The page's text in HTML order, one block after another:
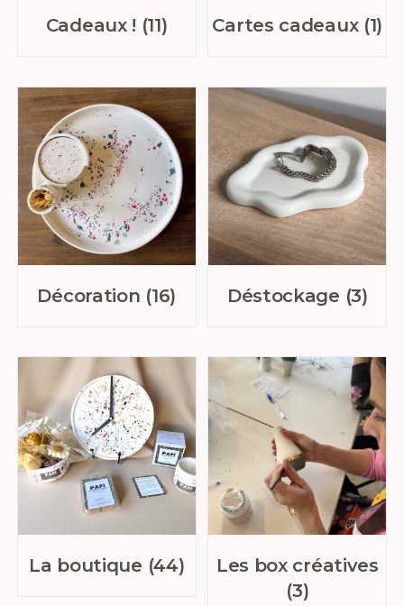
Cadeaux ! (11) Cartes cadeaux (1)
Décoration (16) Déstockage (3)
La boutique (44)
Les box créatives
(3)